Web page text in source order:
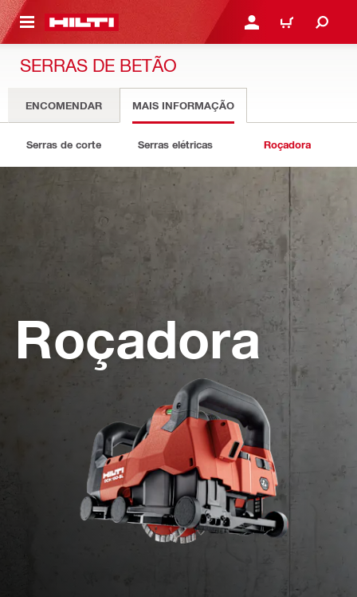
CONTENT ENTRAR OU REGISTAR
CARRINHO
SERRAS DE BETÃO
ENCOMENDAR MAIS INFORMAÇÃO
Serras de corte Serras elétricas Roçadora
Roçadora